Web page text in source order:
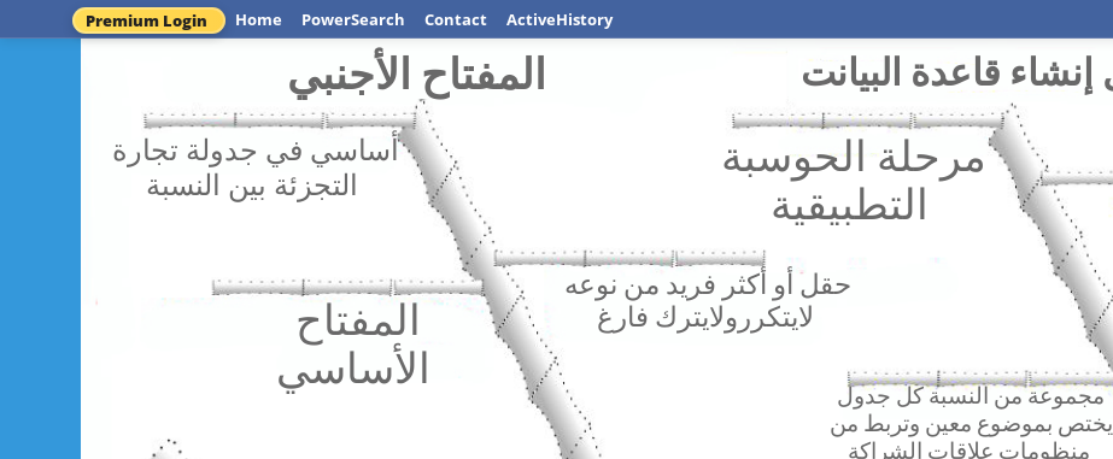
Premium Login Home PowerSearch Contact ActiveHistory
المفتاح الأجنبي
أساسي في جدولة تجارة
حقل أو أكثر فريد من نوعه
المفتاح
مرحلة الحوسبة
مجموعة من النسبة كل جدول
يختص بموضوع معين وتربط من